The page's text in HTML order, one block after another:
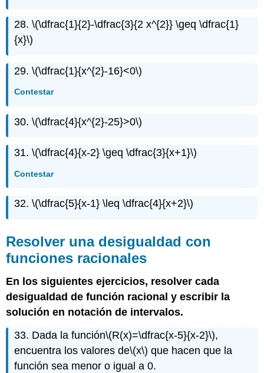
28.\(\dfrac{1}{2}-\dfrac{3}{2 x^{2}} \geq \dfrac{1}
{x}\)
29.\(\dfrac{1}{x^{2}-16}<0\)
Contestar
30.\(\dfrac{4}{x^{2}-25}>0\)
31.\(\dfrac{4}{x-2} \geq \dfrac{3}{x+1}\)
Contestar
32.\(\dfrac{5}{x-1} \leq \dfrac{4}{x+2}\)
Resolver una desigualdad con
funciones racionales
En los siguientes ejercicios, resolver cada
desigualdad de función racional y escribir la
solución en notación de intervalos.
33. Dada la función\(R(x)=\dfrac{x-5}{x-2}\),
encuentra los valores de\(x\) que hacen que la
función sea menor o igual a 0.